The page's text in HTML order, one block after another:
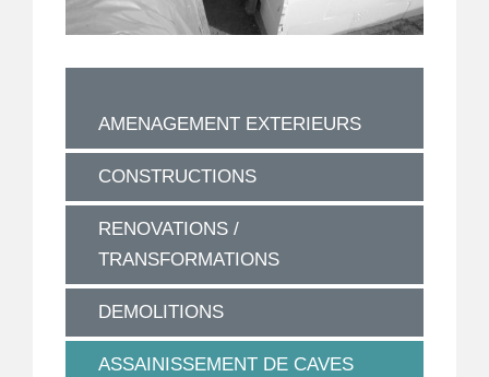
AMENAGEMENT EXTERIEURS
CONSTRUCTIONS
RENOVATIONS /
TRANSFORMATIONS
DEMOLITIONS
ASSAINISSEMENT DE CAVES